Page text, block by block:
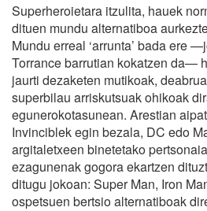
Superheroietara itzulita, hauek
dituen mundu alternatiboa
Mundu erreal ‘arrunta’ bada ere
Torrance barrutian kokatzen da—
jaurti dezaketen mutikoak,
superbilau arriskutsuak ohikoak
egunerokotasunean. Arestian
Invinciblek egin bezala, DC edo
argitaletxeen binetetako
ezagunenak gogora ekartzen
ditugu jokoan: Super Man, Iron
ospetsuen bertsio alternatiboak